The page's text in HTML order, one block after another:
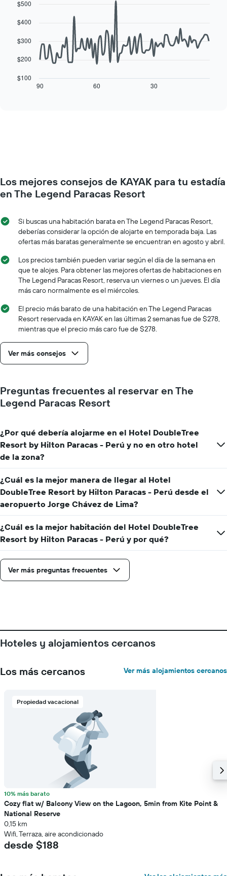
precio
promedio
de
una
habitación
de
semana
gráfico
muestra
muestra
1
eje
que
indica
el
precio
promedio
de
una
habitación
chart
90
El
cuadro
muestra
que
se
fecha
de
gráfico
muestra
que
indica
cantidad
de
días
para
la
gráfico
muestra
1
eje
Y
que
indica
precio
de
una
habitación
graphic.
90 60 30
$100
$200
$300
$400
$500
Los mejores consejos de KAYAK para tu estadía
en The Legend Paracas Resort
Si buscas una habitación barata en The Legend Paracas Resort,
deberías considerar la opción de alojarte en temporada baja. Las
ofertas más baratas generalmente se encuentran en agosto y abril.
Los precios también pueden variar según el día de la semana en
que te alojes. Para obtener las mejores ofertas de habitaciones en
The Legend Paracas Resort, reserva un viernes o un jueves. El día
más caro normalmente es el miércoles.
El precio más barato de una habitación en The Legend Paracas
Resort reservada en KAYAK en las últimas 2 semanas fue de $278,
mientras que el precio más caro fue de $278.
Ver más consejos
Preguntas frecuentes al reservar en The
Legend Paracas Resort
¿Por qué debería alojarme en el Hotel DoubleTree
Resort by Hilton Paracas - Perú y no en otro hotel
de la zona?
¿Cuál es la mejor manera de llegar al Hotel
DoubleTree Resort by Hilton Paracas - Perú desde el
aeropuerto Jorge Chávez de Lima?
¿Cuál es la mejor habitación del Hotel DoubleTree
Resort by Hilton Paracas - Perú y por qué?
Ver más preguntas frecuentes
Hoteles y alojamientos cercanos
Los más cercanos Ver más alojamientos cercanos
Propiedad vacacional
10% más barato
Cozy flat w/ Balcony View on the Lagoon, 5min from Kite Point &
National Reserve
0,15 km
Wifi, Terraza, aire acondicionado
desde $188